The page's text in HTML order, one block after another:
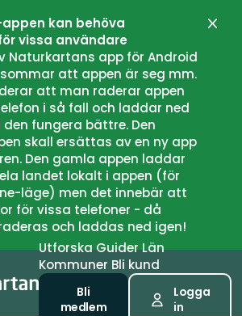
kan behöva
vissa användare
Naturkartans app för Android
att appen är seg mm.
att man raderar appen
i så fall och laddar ned
den fungera bättre. Den
skall ersättas av en ny app
Den gamla appen laddar
landet lokalt i appen (för
läge) men det innebär att
för vissa telefoner - då
och laddas ned igen!
UtforskaGuiderLän
Kommuner Bli kund
Bli
medlem
Logga
in